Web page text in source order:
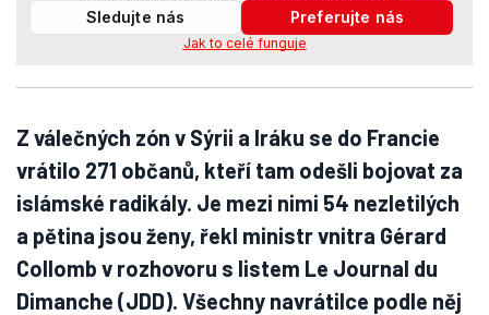
Sledujte nás
Preferujte nás
Jak to celé funguje
Z válečných zón v Sýrii a Iráku se do Francie
vrátilo 271 občanů, kteří tam odešli bojovat za
islámské radikály. Je mezi nimi 54 nezletilých
a pětina jsou ženy, řekl ministr vnitra Gérard
Collomb v rozhovoru s listem Le Journal du
Dimanche (JDD). Všechny navrátilce podle něj